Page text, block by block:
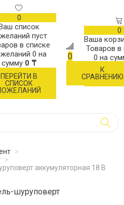
0
список
пуст
в списке
0 на
сумму 0 ₸
ПЕРЕЙТИ В
СПИСОК
0
К
СРАВНЕНИЮ
0
Ваша
Товаров в
0 на
>
>
аккумуляторная 18 В